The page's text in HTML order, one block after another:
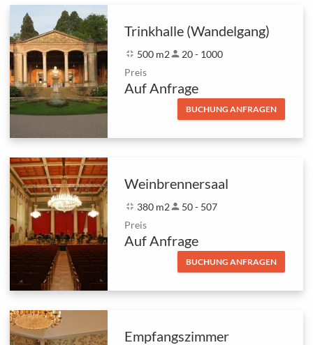
Trinkhalle (Wandelgang)
fullscreen_exit 500 m2person 20 - 1000
Preis
Auf Anfrage
BUCHUNG ANFRAGEN
Weinbrennersaal
fullscreen_exit 380 m2person 50 - 507
Preis
Auf Anfrage
BUCHUNG ANFRAGEN
Empfangszimmer